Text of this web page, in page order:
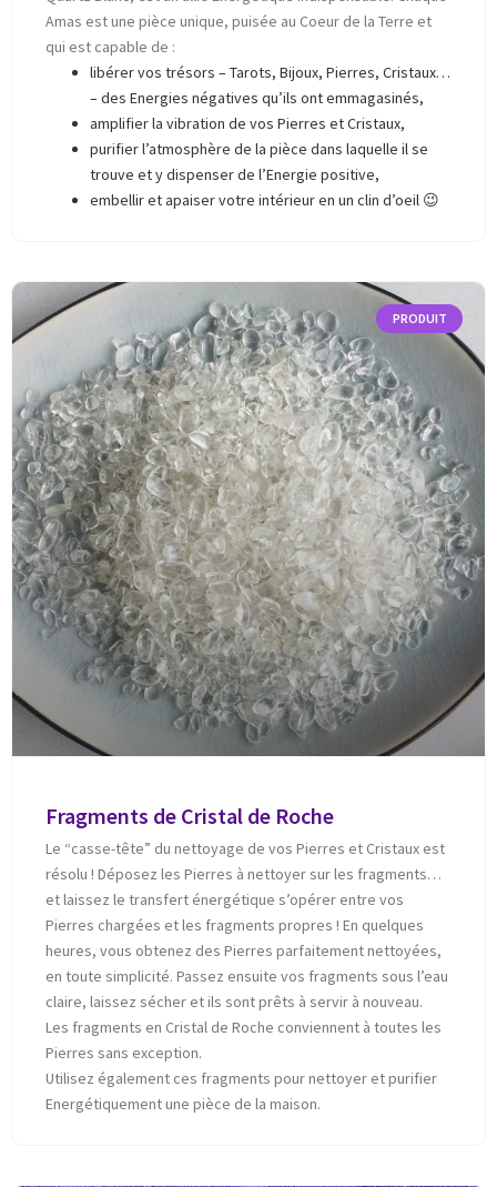
Amas est une pièce unique, puisée au Coeur de la Terre et
qui est capable de :
libérer vos trésors – Tarots, Bijoux, Pierres, Cristaux…
– des Energies négatives qu’ils ont emmagasinés,
amplifier la vibration de vos Pierres et Cristaux,
purifier l’atmosphère de la pièce dans laquelle il se
trouve et y dispenser de l’Energie positive,
embellir et apaiser votre intérieur en un clin d’oeil 😉
Fragments de Cristal de Roche
Le “casse-tête” du nettoyage de vos Pierres et Cristaux est
résolu ! Déposez les Pierres à nettoyer sur les fragments…
et laissez le transfert énergétique s’opérer entre vos
Pierres chargées et les fragments propres ! En quelques
heures, vous obtenez des Pierres parfaitement nettoyées,
en toute simplicité. Passez ensuite vos fragments sous l’eau
claire, laissez sécher et ils sont prêts à servir à nouveau.
Les fragments en Cristal de Roche conviennent à toutes les
Pierres sans exception.
Utilisez également ces fragments pour nettoyer et purifier
Energétiquement une pièce de la maison.